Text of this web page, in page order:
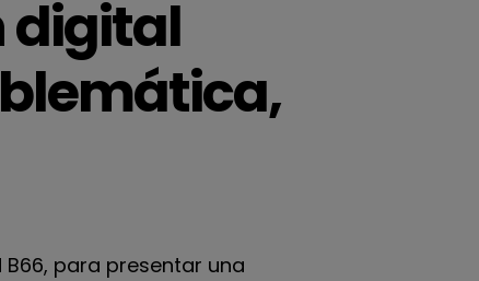
digital
para presentar una